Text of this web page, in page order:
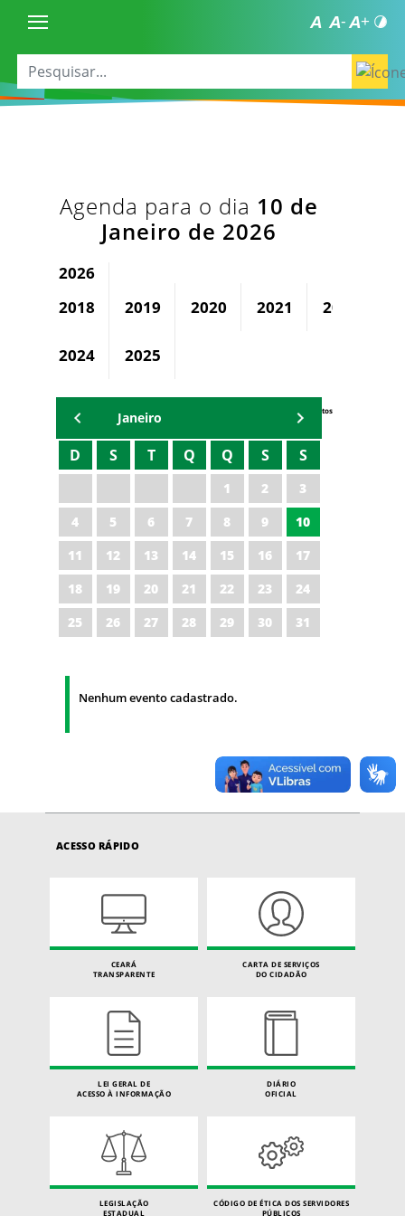
Agenda para o dia 10 de
Janeiro de 2026
2026
2018
2019 2020 2021 2022
2024 2025
Eventos
Janeiro
D S T Q Q S S
1 2
3
4
5 6 7 8 9
10
11
12 13 14 15 16
17
18
19 20 21 22 23
24
25
26 27 28 29 30 31
Nenhum evento cadastrado.
ACESSO RÁPIDO
CEARÁ
TRANSPARENTE
CARTA DE SERVIÇOS
DO CIDADÃO
LEI GERAL DE
ACESSO À INFORMAÇÃO
DIÁRIO
OFICIAL
LEGISLAÇÃO
ESTADUAL
CÓDIGO DE ÉTICA DOS SERVIDORES
PÚBLICOS